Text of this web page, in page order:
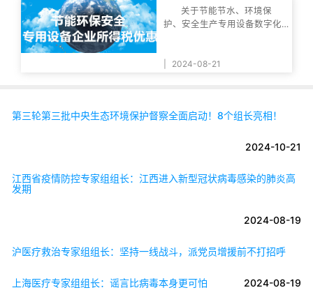
关于节能节水、环境保
护、安全生产专用设备数字化
2024-08-21
第三轮第三批中央生态环境保护督察全面启动！8个组长亮相！
2024-10-21
江西省疫情防控专家组组长：江西进入新型冠状病毒感染的肺炎高
发期
2024-08-19
沪医疗救治专家组组长：坚持一线战斗，派党员增援前不打招呼
2024-08-19
上海医疗专家组组长：谣言比病毒本身更可怕